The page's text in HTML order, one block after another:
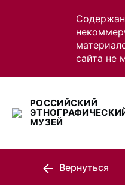
сайта не
РОССИЙСКИЙ
МУЗЕЙ
Вернуться